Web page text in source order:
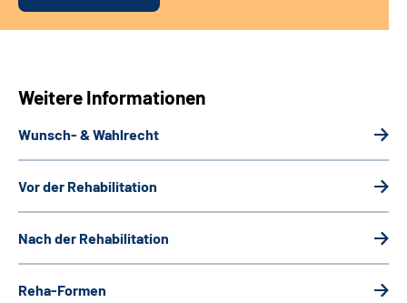
Weitere Informationen
Wunsch- & Wahlrecht
Vor der Rehabilitation
Nach der Rehabilitation
Reha-Formen